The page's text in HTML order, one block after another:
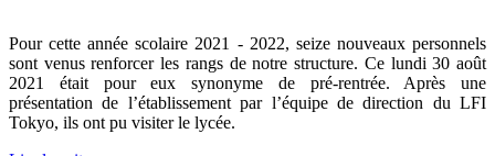
Pour cette année scolaire 2021 - 2022, seize nouveaux personnels
sont venus renforcer les rangs de notre structure. Ce lundi 30 août
2021 était pour eux synonyme de pré-rentrée. Après une
présentation de l’établissement par l’équipe de direction du LFI
Tokyo, ils ont pu visiter le lycée.